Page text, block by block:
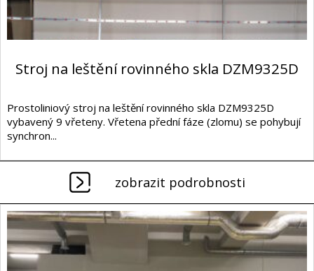
Stroj na leštění rovinného skla DZM9325D
Prostoliniový stroj na leštění rovinného skla DZM9325D
vybavený 9 vřeteny. Vřetena přední fáze (zlomu) se pohybují
synchron...
zobrazit podrobnosti